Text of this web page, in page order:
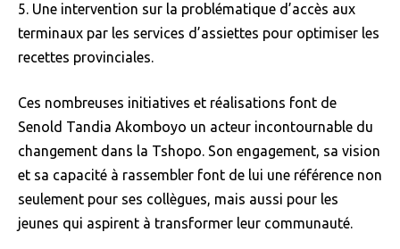
5. Une intervention sur la problématique d’accès aux
terminaux par les services d’assiettes pour optimiser les
recettes provinciales.
Ces nombreuses initiatives et réalisations font de
Senold Tandia Akomboyo un acteur incontournable du
changement dans la Tshopo. Son engagement, sa vision
et sa capacité à rassembler font de lui une référence non
seulement pour ses collègues, mais aussi pour les
jeunes qui aspirent à transformer leur communauté.